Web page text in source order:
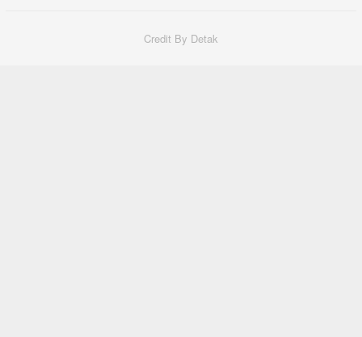
Credit By Detak